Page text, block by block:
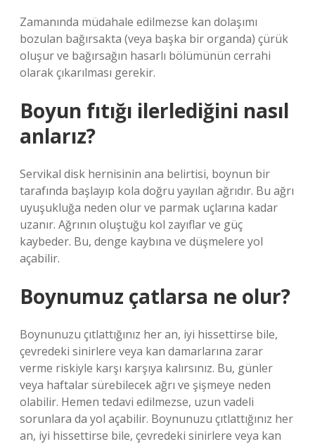
Zamanında müdahale edilmezse kan dolaşımı
bozulan bağırsakta (veya başka bir organda) çürük
oluşur ve bağırsağın hasarlı bölümünün cerrahi
olarak çıkarılması gerekir.
Boyun fıtığı ilerlediğini nasıl
anlarız?
Servikal disk hernisinin ana belirtisi, boynun bir
tarafında başlayıp kola doğru yayılan ağrıdır. Bu ağrı
uyuşukluğa neden olur ve parmak uçlarına kadar
uzanır. Ağrının oluştuğu kol zayıflar ve güç
kaybeder. Bu, denge kaybına ve düşmelere yol
açabilir.
Boynumuz çatlarsa ne olur?
Boynunuzu çıtlattığınız her an, iyi hissettirse bile,
çevredeki sinirlere veya kan damarlarına zarar
verme riskiyle karşı karşıya kalırsınız. Bu, günler
veya haftalar sürebilecek ağrı ve şişmeye neden
olabilir. Hemen tedavi edilmezse, uzun vadeli
sorunlara da yol açabilir. Boynunuzu çıtlattığınız her
an, iyi hissettirse bile, çevredeki sinirlere veya kan